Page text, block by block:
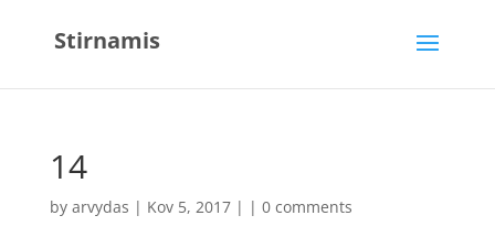
Stirnamis
14
by arvydas | Kov 5, 2017 | | 0 comments